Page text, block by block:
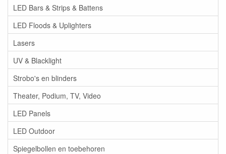
LED Bars & Strips & Battens
LED Floods & Uplighters
Lasers
UV & Blacklight
Strobo's en blinders
Theater, Podium, TV, Video
LED Panels
LED Outdoor
Spiegelbollen en toebehoren